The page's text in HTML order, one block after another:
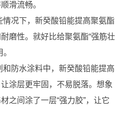
滑流畅。
情况下，新癸酸铅能提高聚氨酯
磨性。就好比给聚氨酯“强筋壮
和防水涂料中，新癸酸铅能提高
涂层更牢固，不易脱落。想象
之间涂了一层“强力胶”，让它